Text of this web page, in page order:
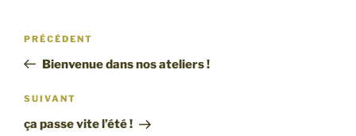
Navigation
l’article
Article
précédent
PRÉCÉDENT
Bienvenue dans nos ateliers !
Article
suivant
SUIVANT
ça passe vite l’été !